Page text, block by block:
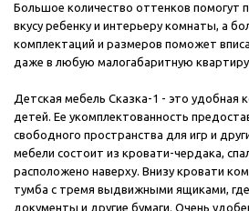
Большое количество оттенков помогут
вкусу ребенку и интерьеру комнаты, а
комплектаций и размеров поможет
даже в любую малогабаритную
Детская мебель Сказка-1 - это удобная
детей. Ее укомплектованность
свободного пространства для игр и
мебели состоит из кровати-чердака,
расположено наверху. Внизу кровати
тумба с тремя выдвижными ящиками,
документы и другие бумаги. Очень